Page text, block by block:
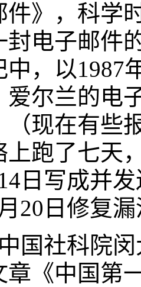
件》，科学
封电子邮件
中，以1987
爱尔兰的电
（现在有些
上跑了七天
日写成并
20日修复
国社科院
章《中国第